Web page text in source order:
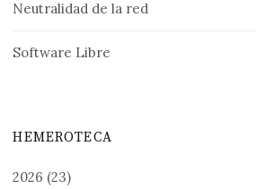
Neutralidad de la red
Software Libre
HEMEROTECA
2026 (23)